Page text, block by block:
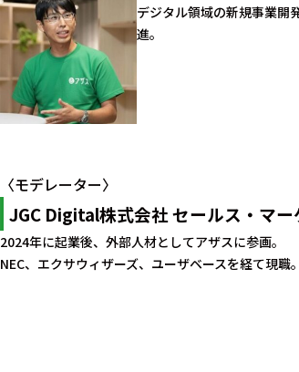
デジタル領域の新規事業開
進。
〈モデレーター〉
JGC Digital株式会社 セールス・マ
2024年に起業後、外部人材としてアザスに参画。
NEC、エクサウィザーズ、ユーザベースを経て現職。